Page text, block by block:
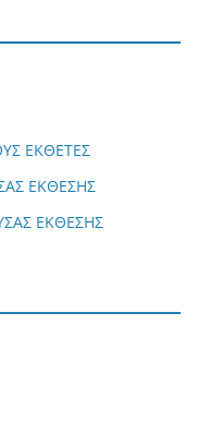
ΕΚΘΕΤΕΣ
ΕΚΘΕΣΗΣ
ΕΚΘΕΣΗΣ